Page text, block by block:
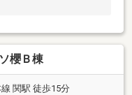
櫻Ｂ棟
関駅 徒歩15分